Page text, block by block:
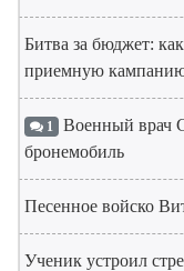
Битва за бюджет:
приемную
1 Военный врач
бронемобиль
Песенное войско
Ученик устроил